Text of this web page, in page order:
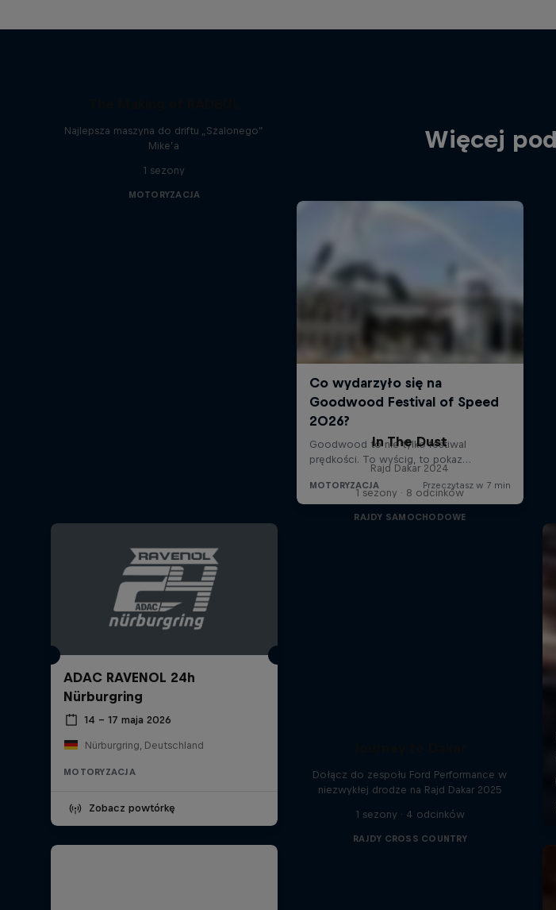
Więcej
Najlepsza maszyna do driftu „Szalonego”
Mike’a
1 sezony
MOTORYZACJA
ADAC RAVENOL 24h
Nürburgring
14 – 17 maja 2026
Nürburgring, Deutschland
MOTORYZACJA
Zobacz powtórkę
In The Dust
Rajd Dakar 2024
1 sezony · 8 odcinków
RAJDY SAMOCHODOWE
Dołącz do zespołu Ford Performance w
niezwykłej drodze na Rajd Dakar 2025
1 sezony · 4 odcinków
RAJDY CROSS COUNTRY